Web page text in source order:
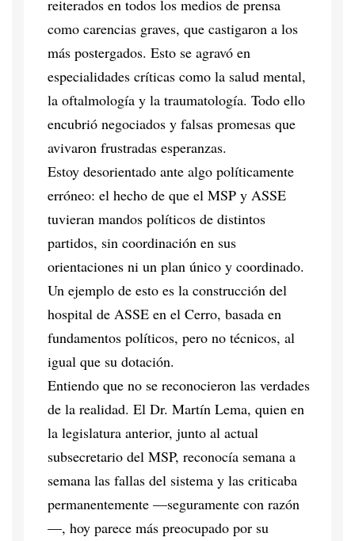
reiterados en todos los medios de prensa
como carencias graves, que castigaron a los
más postergados. Esto se agravó en
especialidades críticas como la salud mental,
la oftalmología y la traumatología. Todo ello
encubrió negociados y falsas promesas que
avivaron frustradas esperanzas.
Estoy desorientado ante algo políticamente
erróneo: el hecho de que el MSP y ASSE
tuvieran mandos políticos de distintos
partidos, sin coordinación en sus
orientaciones ni un plan único y coordinado.
Un ejemplo de esto es la construcción del
hospital de ASSE en el Cerro, basada en
fundamentos políticos, pero no técnicos, al
igual que su dotación.
Entiendo que no se reconocieron las verdades
de la realidad. El Dr. Martín Lema, quien en
la legislatura anterior, junto al actual
subsecretario del MSP, reconocía semana a
semana las fallas del sistema y las criticaba
permanentemente —seguramente con razón
—, hoy parece más preocupado por su